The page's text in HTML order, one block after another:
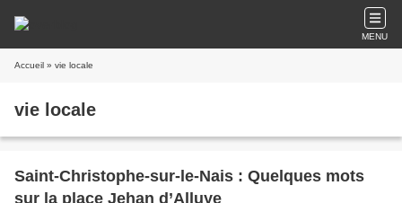
MENU
Accueil » vie locale
vie locale
Saint-Christophe-sur-le-Nais : Quelques mots
sur la place Jehan d’Alluye